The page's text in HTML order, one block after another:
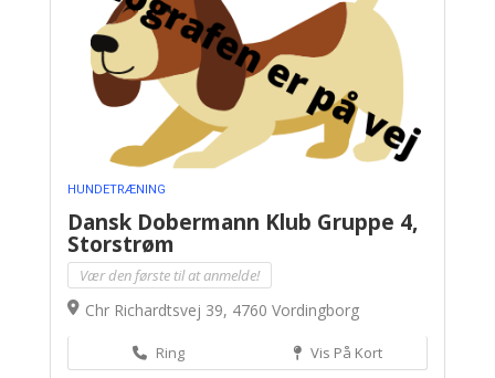
HUNDETRÆNING
Dansk Dobermann Klub Gruppe 4,
Storstrøm
Vær den første til at anmelde!
Chr Richardtsvej 39, 4760 Vordingborg
Ring Vis På Kort